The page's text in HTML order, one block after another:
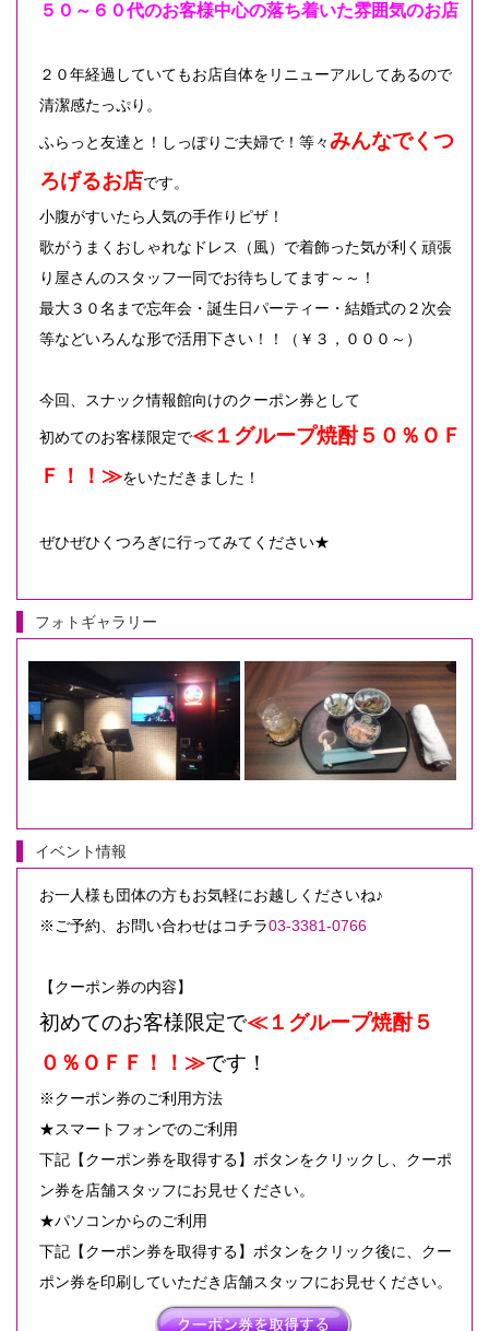
５０～６０代のお客様中心の落ち着いた雰囲気のお店
２０年経過していてもお店自体をリニューアルしてあるので
清潔感たっぷり。
ふらっと友達と！しっぽりご夫婦で！等々みんなでくつ
ろげるお店です。
小腹がすいたら人気の手作りピザ！
歌がうまくおしゃれなドレス（風）で着飾った気が利く頑張
り屋さんのスタッフ一同でお待ちしてます～～！
最大３０名まで忘年会・誕生日パーティー・結婚式の２次会
等などいろんな形で活用下さい！！（￥３，０００～）
今回、スナック情報館向けのクーポン券として
初めてのお客様限定で≪１グループ焼酎５０％ＯＦ
Ｆ！！≫をいただきました！
ぜひぜひくつろぎに行ってみてください★
フォトギャラリー
イベント情報
お一人様も団体の方もお気軽にお越しくださいね♪
※ご予約、お問い合わせはコチラ03-3381-0766
【クーポン券の内容】
初めてのお客様限定で≪１グループ焼酎５
０％ＯＦＦ！！≫です！
※クーポン券のご利用方法
★スマートフォンでのご利用
下記【クーポン券を取得する】ボタンをクリックし、クーポ
ン券を店舗スタッフにお見せください。
★パソコンからのご利用
下記【クーポン券を取得する】ボタンをクリック後に、クー
ポン券を印刷していただき店舗スタッフにお見せください。